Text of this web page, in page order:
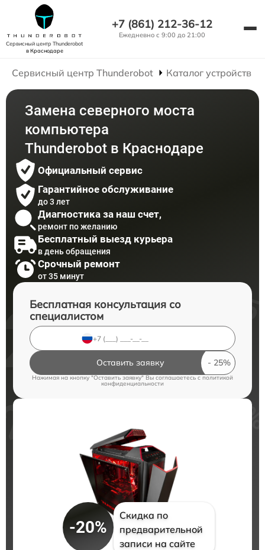
Сервисный центр Thunderobot
в Краснодаре
+7 (861) 212-36-12
Ежедневно с 9:00 до 21:00
Сервисный центр Thunderobot Каталог устройств
Замена северного моста
компьютера
Thunderobot в Краснодаре
Официальный сервис
Гарантийное обслуживание
до 3 лет
Диагностика за наш счет,
ремонт по желанию
Бесплатный выезд курьера
в день обращения
Срочный ремонт
от 35 минут
Бесплатная консультация со
специалистом
Оставить заявку
Нажимая на кнопку "Оставить заявку" Вы соглашаетесь cполитикой
конфиденциальности
-20%
Скидка по
предварительной
записи на сайте